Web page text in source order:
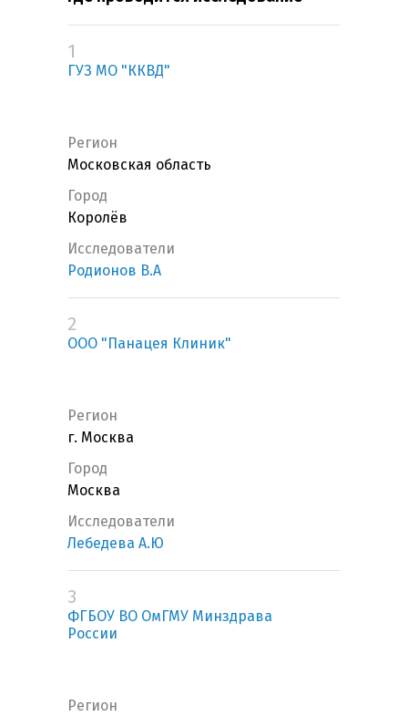
1
ГУЗ МО "ККВД"
Регион
Московская область
Город
Королёв
Исследователи
Родионов В.А
2
ООО "Панацея Клиник"
Регион
г. Москва
Город
Москва
Исследователи
Лебедева А.Ю
3
ФГБОУ ВО ОмГМУ Минздрава
России
Регион